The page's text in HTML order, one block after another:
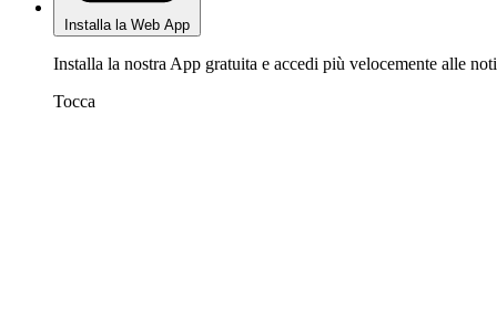
Installa la Web App
Installa la nostra App gratuita e accedi più velocemente alle
Tocca